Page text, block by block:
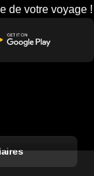
de votre voyage !